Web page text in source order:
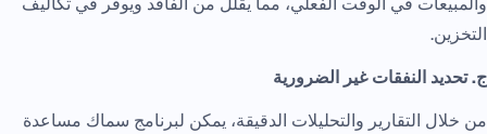
التخزين.
ج. تحديد النفقات غير الضرورية
من خلال التقارير والتحليلات الدقيقة، يمكن لبرنامج سماك مساعدة